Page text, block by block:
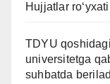
Hujjatlar
TDYU
universitetga
suhbatda